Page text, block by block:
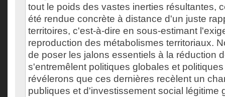
tout le poids des vastes inerties résultantes,
été rendue concrète à distance d'un juste
territoires, c'est-à-dire en sous-estimant
reproduction des métabolismes territoriaux.
de poser les jalons essentiels à la réduction
s'entremêlent politiques globales et
révélerons que ces dernières recèlent un
publiques et d'investissement social légitime